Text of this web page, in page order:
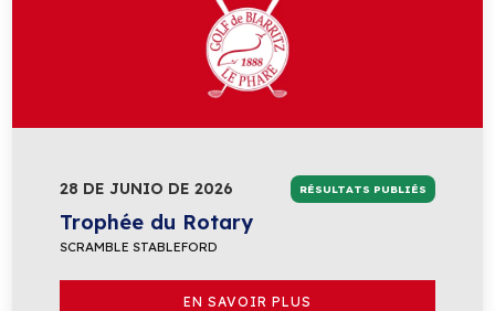
28 DE JUNIO DE 2026 RÉSULTATS PUBLIÉS
Trophée du Rotary
SCRAMBLE STABLEFORD
EN SAVOIR PLUS